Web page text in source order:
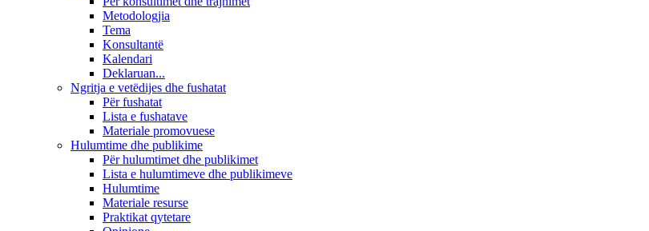
Metodologjia
Tema
Konsultantë
Kalendari
Deklaruan...
Ngritja e vetëdijes dhe fushatat
Për fushatat
Lista e fushatave
Materiale promovuese
Hulumtime dhe publikime
Për hulumtimet dhe publikimet
Lista e hulumtimeve dhe publikimeve
Hulumtime
Materiale resurse
Praktikat qytetare